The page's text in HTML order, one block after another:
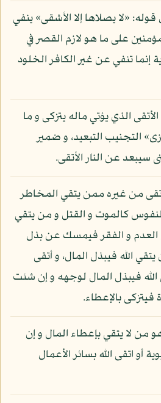
«لا يصلاها إلا الأشقى» ينفي
على ما هو لازم القصر في
إنما تنفي عن غير الكافر الخلود
الذي يؤتي ماله يتزكى و ما
التجنيب التبعيد، و ضمير
سيبعد عن النار الأتقى.
من غيره ممن يتقي المخاطر
كالموت و القتل و من يتقي
العدم و الفقر فيمسك عن بذل
الله فيبذل المال، و أتقى
فيبذل المال لوجهه و إن شئت
بالإعطاء.
من لا يتقي بإعطاء المال و إن
أو اتقى الله بسائر الأعمال